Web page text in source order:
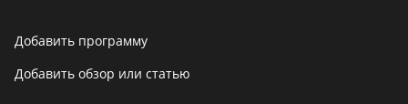
Добавить программу
Добавить обзор или статью